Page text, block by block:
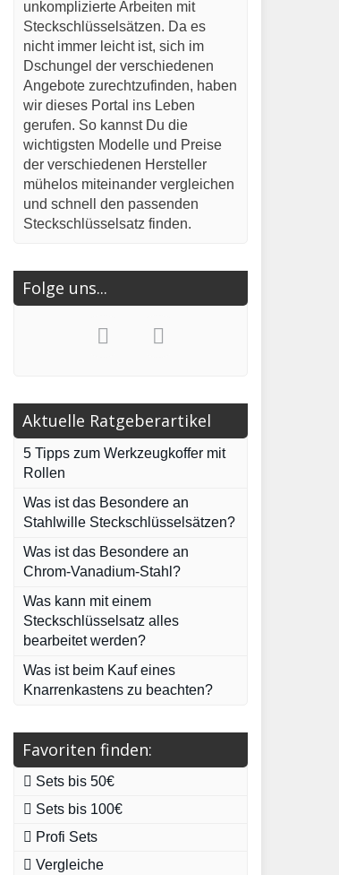
unkomplizierte Arbeiten mit
Steckschlüsselsätzen. Da es
nicht immer leicht ist, sich im
Dschungel der verschiedenen
Angebote zurechtzufinden, haben
wir dieses Portal ins Leben
gerufen. So kannst Du die
wichtigsten Modelle und Preise
der verschiedenen Hersteller
mühelos miteinander vergleichen
und schnell den passenden
Steckschlüsselsatz finden.
Folge uns...
Aktuelle Ratgeberartikel
5 Tipps zum Werkzeugkoffer mit
Rollen
Was ist das Besondere an
Stahlwille Steckschlüsselsätzen?
Was ist das Besondere an
Chrom-Vanadium-Stahl?
Was kann mit einem
Steckschlüsselsatz alles
bearbeitet werden?
Was ist beim Kauf eines
Knarrenkastens zu beachten?
Favoriten finden:
Sets bis 50€
Sets bis 100€
Profi Sets
Vergleiche